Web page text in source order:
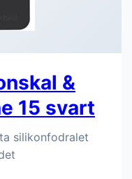
&
15 svart
silikonfodralet